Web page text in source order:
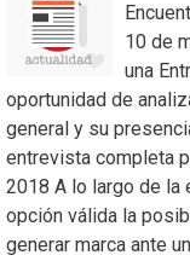
10 de
una
oportunidad de
general y su
entrevista completa
2018 A lo largo de la
opción válida la
generar marca ante